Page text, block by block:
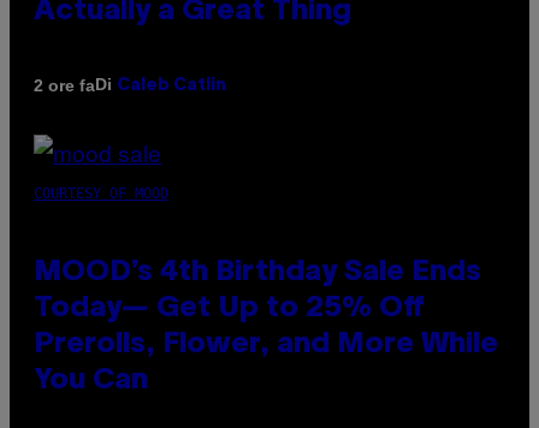
Actually a Great Thing
2 ore faDi Caleb Catlin
COURTESY OF MOOD
MOOD’s 4th Birthday Sale Ends
Today— Get Up to 25% Off
Prerolls, Flower, and More While
You Can